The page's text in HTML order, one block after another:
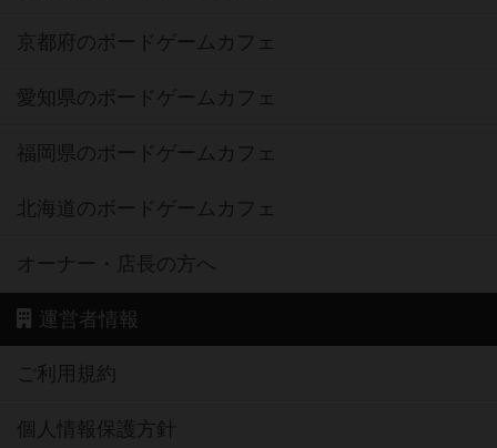
京都府のボードゲームカフェ
愛知県のボードゲームカフェ
福岡県のボードゲームカフェ
北海道のボードゲームカフェ
オーナー・店長の方へ
運営者情報
ご利用規約
個人情報保護方針